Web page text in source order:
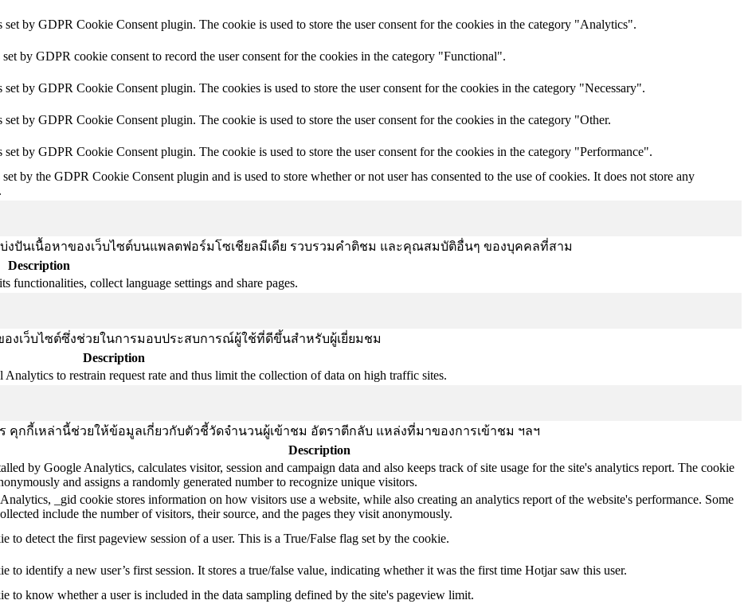
set by GDPR Cookie Consent plugin. The cookie is used to store the user consent for the cookies in the category "Analytics".
by GDPR cookie consent to record the user consent for the cookies in the category "Functional".
set by GDPR Cookie Consent plugin. The cookies is used to store the user consent for the cookies in the category "Necessary".
set by GDPR Cookie Consent plugin. The cookie is used to store the user consent for the cookies in the category "Other.
set by GDPR Cookie Consent plugin. The cookie is used to store the user consent for the cookies in the category "Performance".
by the GDPR Cookie Consent plugin and is used to store whether or not user has consented to the use of cookies. It does not store any
งปันเนื้อหาของเว็บไซต์บนแพลตฟอร์มโซเชียลมีเดีย รวบรวมคำติชม และคุณสมบัติอื่นๆ ของบุคคลที่สาม
Description
functionalities, collect language settings and share pages.
งเว็บไซต์ซึ่งช่วยในการมอบประสบการณ์ผู้ใช้ที่ดีขึ้นสำหรับผู้เยี่ยมชม
Description
to restrain request rate and thus limit the collection of data on high traffic sites.
คุกกี้เหล่านี้ช่วยให้ข้อมูลเกี่ยวกับตัวชี้วัดจำนวนผู้เข้าชม อัตราตีกลับ แหล่งที่มาของการเข้าชม ฯลฯ
Description
by Google Analytics, calculates visitor, session and campaign data and also keeps track of site usage for the site's analytics report. The cookie
and assigns a randomly generated number to recognize unique visitors.
_gid cookie stores information on how visitors use a website, while also creating an analytics report of the website's performance. Some
include the number of visitors, their source, and the pages they visit anonymously.
to detect the first pageview session of a user. This is a True/False flag set by the cookie.
to identify a new user’s first session. It stores a true/false value, indicating whether it was the first time Hotjar saw this user.
to know whether a user is included in the data sampling defined by the site's pageview limit.